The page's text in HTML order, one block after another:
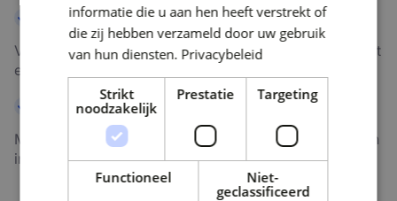
Weet waar je aan toe bent
Voorspelbare kosten en duidelijke afspraken geven rust
en financiële controle.
Creëer ruimte voor vernieuwing
Minder operationele druk, meer tijd voor verbetering en
innovatie.
informatie die u aan hen heeft verstrekt of
die zij hebben verzameld door uw gebruik
van hun diensten. Privacybeleid
Strikt
noodzakelijk
Prestatie Targeting
Functioneel
Niet-
geclassificeerd